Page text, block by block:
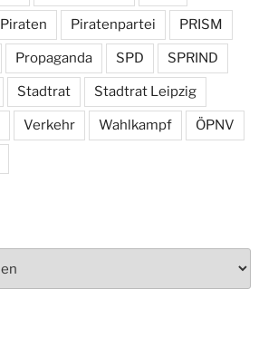
Piraten Piratenpartei PRISM
Propaganda SPD SPRIND
Stadtrat Stadtrat Leipzig
Verkehr Wahlkampf ÖPNV